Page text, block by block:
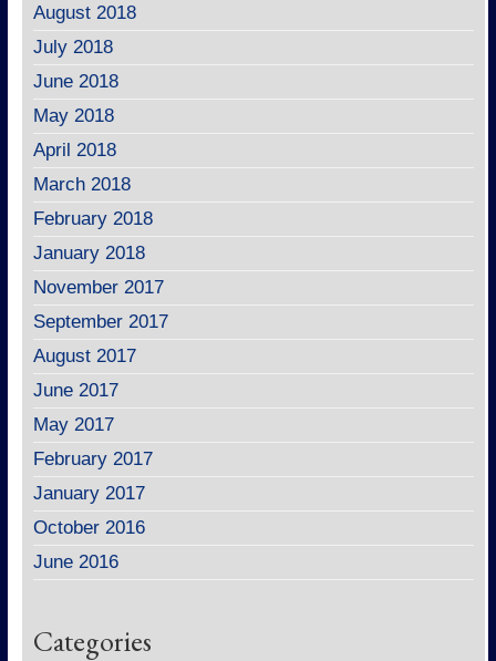
August 2018
July 2018
June 2018
May 2018
April 2018
March 2018
February 2018
January 2018
November 2017
September 2017
August 2017
June 2017
May 2017
February 2017
January 2017
October 2016
June 2016
Categories